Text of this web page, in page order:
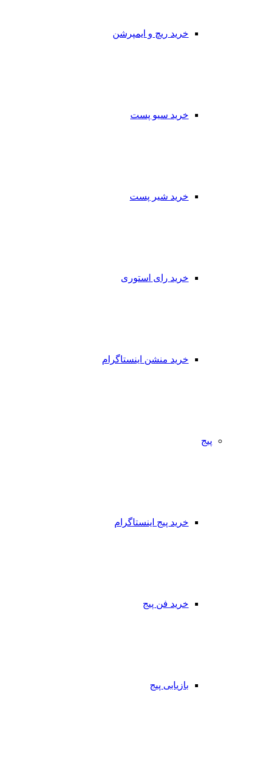
خرید ریچ و ایمپرشن
خرید سیو پست
خرید شیر پست
خرید رای استوری
خرید منشن اینستاگرام
پیج
خرید پیج اینستاگرام
خرید فن پیج
بازیابی پیج